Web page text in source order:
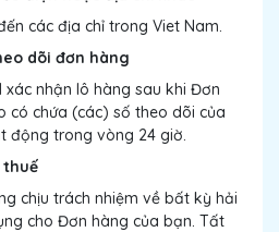
các địa chỉ trong Viet Nam.
dõi đơn hàng
xác nhận lô hàng sau khi Đơn
có chứa (các) số theo dõi của
động trong vòng 24 giờ.
thuế
chịu trách nhiệm về bất kỳ hải
cho Đơn hàng của bạn. Tất